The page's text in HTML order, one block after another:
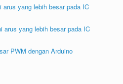
arus yang lebih besar pada IC
arus yang lebih besar pada IC
PWM dengan Arduino